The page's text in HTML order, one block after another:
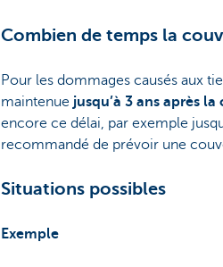
Combien de temps la
Pour les dommages causés aux
maintenue jusqu’à 3 ans après la
encore ce délai, par exemple
recommandé de prévoir une
Situations possibles
Exemple